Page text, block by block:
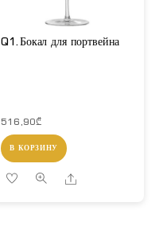
Q1.Бокал для портвейна
516,90₾
В КОРЗИНУ
Share